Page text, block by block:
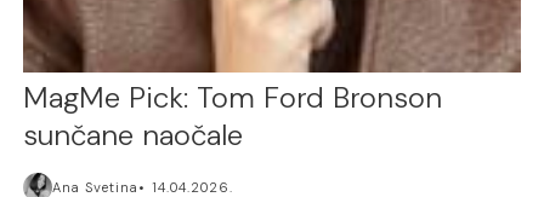
MagMe Pick: Tom Ford Bronson
sunčane naočale
Ana Svetina 14.04.2026.